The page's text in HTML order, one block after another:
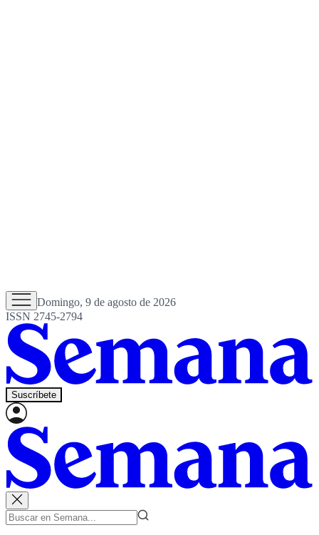
Domingo, 9 de agosto de 2026
ISSN 2745-2794
Suscríbete